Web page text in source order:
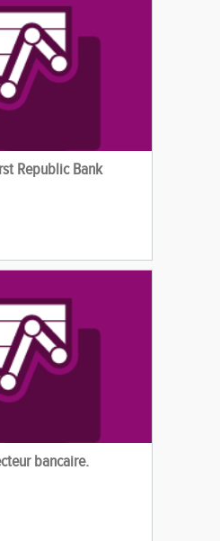
Republic Bank
bancaire.